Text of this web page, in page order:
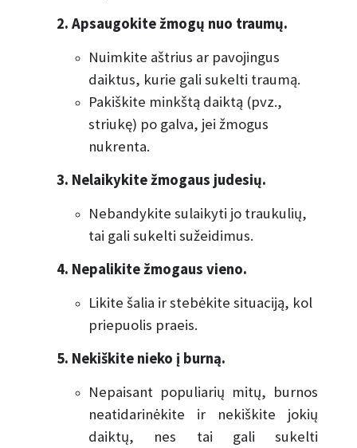
2. Apsaugokite žmogų nuo traumų.
Nuimkite aštrius ar pavojingus
daiktus, kurie gali sukelti traumą.
Pakiškite minkštą daiktą (pvz.,
striukę) po galva, jei žmogus
nukrenta.
3. Nelaikykite žmogaus judesių.
Nebandykite sulaikyti jo traukulių,
tai gali sukelti sužeidimus.
4. Nepalikite žmogaus vieno.
Likite šalia ir stebėkite situaciją, kol
priepuolis praeis.
5. Nekiškite nieko į burną.
Nepaisant populiarių mitų, burnos
neatidarinėkite ir nekiškite jokių
daiktų, nes tai gali sukelti